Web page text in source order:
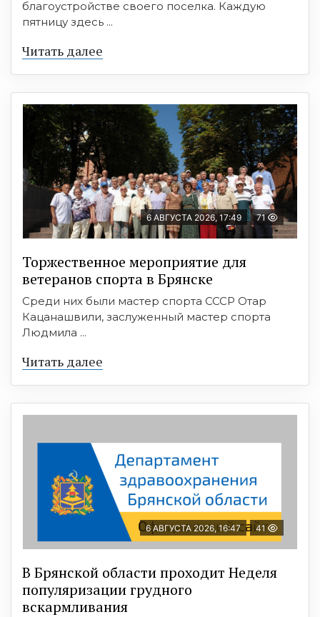
благоустройстве своего поселка. Каждую
пятницу здесь ...
Читать далее
6 АВГУСТА 2026, 17:49 71
Торжественное мероприятие для
ветеранов спорта в Брянске
Среди них были мастер спорта СССР Отар
Кацанашвили, заслуженный мастер спорта
Людмила ...
Читать далее
6 АВГУСТА 2026, 16:47 41
В Брянской области проходит Неделя
популяризации грудного
вскармливания